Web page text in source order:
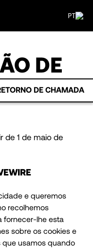
PT
DE CHAMADA
DE
de 1 de maio de
e queremos
recolhemos
fornecer-lhe esta
sobre os cookies e
usamos quando